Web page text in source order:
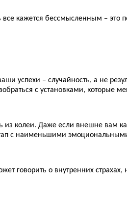
кажется бессмысленным – это
успехи – случайность, а не
с установками, которые
из колеи. Даже если внешне вам
с наименьшими
говорить о внутренних